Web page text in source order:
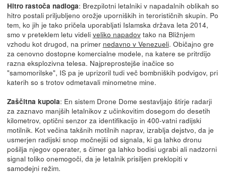
Hitro rastoča nadloga: Brezpilotni letalniki v napadalnih oblikah so
hitro postali priljubljeno orožje uporniških in terorističnih skupin. Po
tem, ko jih je tako pričela uporabljati Islamska država leta 2014,
smo v preteklem letu videli veliko napadovtako na Bližnjem
vzhodu kot drugod, na primer nedavno v Venezueli. Običajno gre
za cenovno dostopne komercialne modele, na katere se pritrdijo
razna eksplozivna telesa. Najpreprostejše inačice so
"samomorilske", IS pa je uprizoril tudi več bombniških podvigov, pri
katerih so s trotov odmetavali minometne mine.
Zaščitna kupola: En sistem Drone Dome sestavljajo štirje radarji
za zaznavo manjših letalnikov z učinkovitim dosegom do desetih
kilometrov, optični senzor za identifikacijo in 400-vatni radijski
motilnik. Kot večina takšnih motilnih naprav, izrablja dejstvo, da je
usmerjen radijski snop močnejši od signala, ki ga lahko dronu
pošilja njegov operater, s čimer ga lahko bodisi ugrabi ali nadzorni
signal toliko onemogoči, da je letalnik prisiljen preklopiti v
samodejni režim.